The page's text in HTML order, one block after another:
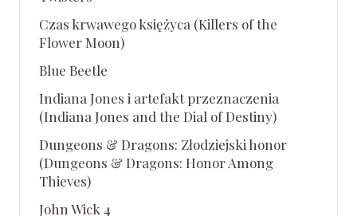
Czas krwawego księżyca (Killers of the
Flower Moon)
Blue Beetle
Indiana Jones i artefakt przeznaczenia
(Indiana Jones and the Dial of Destiny)
Dungeons & Dragons: Złodziejski honor
(Dungeons & Dragons: Honor Among
Thieves)
John Wick 4